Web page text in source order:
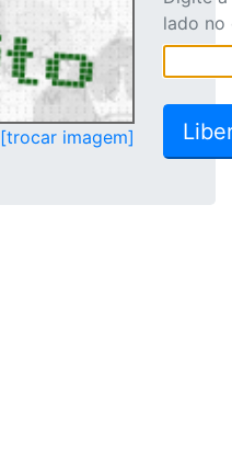
[trocar imagem]
lado no